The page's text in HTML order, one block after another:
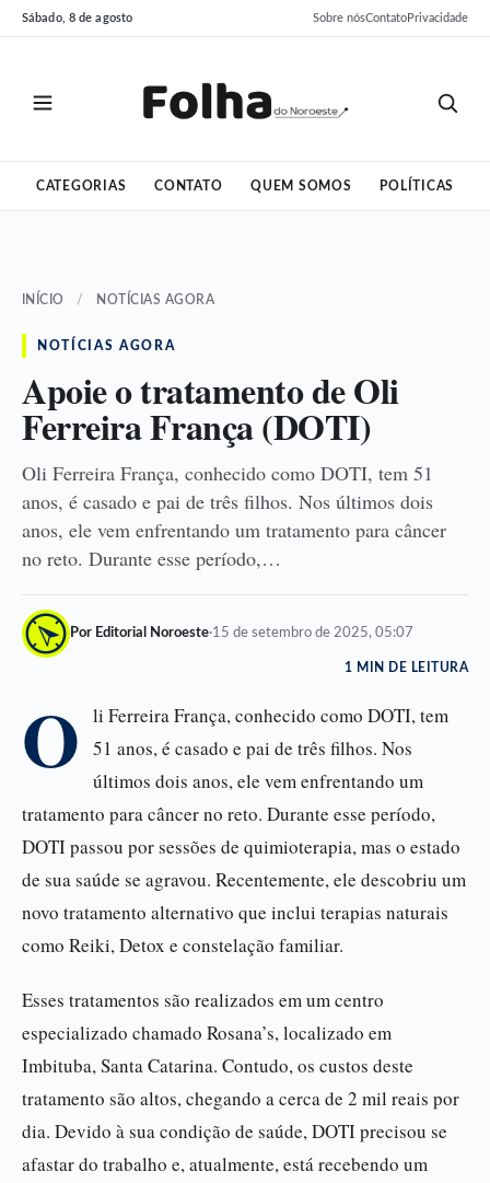
Pular
para
Pular
para
Sábado, 8 de agosto Sobre nósContatoPrivacidade
CATEGORIAS CONTATO QUEM SOMOS POLÍTICAS
INÍCIO / NOTÍCIAS AGORA
NOTÍCIAS AGORA
Apoie o tratamento de Oli
Ferreira França (DOTI)
Oli Ferreira França, conhecido como DOTI, tem 51
anos, é casado e pai de três filhos. Nos últimos dois
anos, ele vem enfrentando um tratamento para câncer
no reto. Durante esse período,…
Por Editorial Noroeste·15 de setembro de 2025, 05:07
1 MIN DE LEITURA
O
li Ferreira França, conhecido como DOTI, tem
51 anos, é casado e pai de três filhos. Nos
últimos dois anos, ele vem enfrentando um
tratamento para câncer no reto. Durante esse período,
DOTI passou por sessões de quimioterapia, mas o estado
de sua saúde se agravou. Recentemente, ele descobriu um
novo tratamento alternativo que inclui terapias naturais
como Reiki, Detox e constelação familiar.
Esses tratamentos são realizados em um centro
especializado chamado Rosana’s, localizado em
Imbituba, Santa Catarina. Contudo, os custos deste
tratamento são altos, chegando a cerca de 2 mil reais por
dia. Devido à sua condição de saúde, DOTI precisou se
afastar do trabalho e, atualmente, está recebendo um